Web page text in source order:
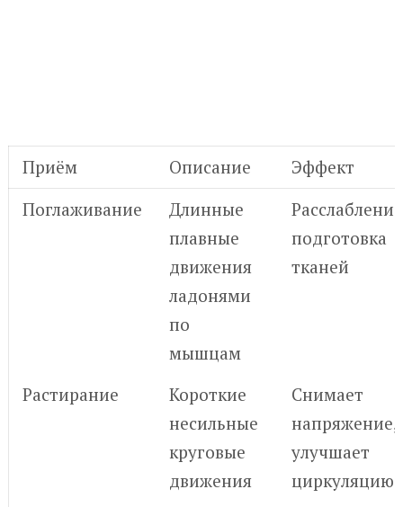
Приём Описание
Эффект
Поглаживание
Длинные
плавные
движения
ладонями
по
мышцам
подготовка
тканей
Растирание
Короткие
несильные
круговые
движения
Снимает
напряжение,
улучшает
циркуляцию